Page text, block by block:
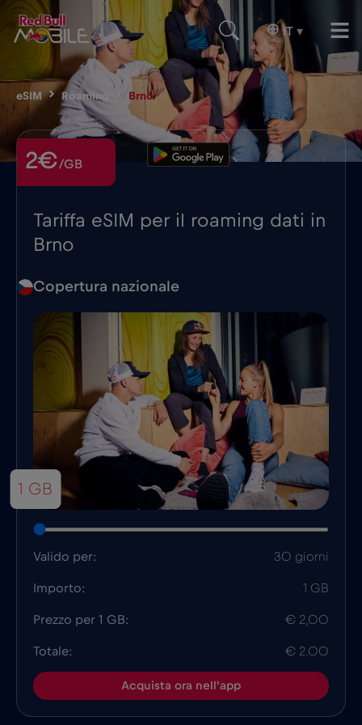
IT ▾
eSIM Roaming Brno
Tariffa eSIM per il roaming dati in
Brno
2€/GB
Copertura nazionale
1 GB
Valido per: 30 giorni
Importo: 1 GB
Prezzo per 1 GB: € 2,00
Totale: € 2.00
Acquista ora nell'app